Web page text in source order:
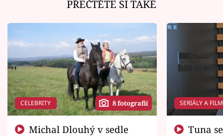
PŘEČTĚTE SI TAKÉ
CELEBRITY 8 fotografií SERIÁLY A